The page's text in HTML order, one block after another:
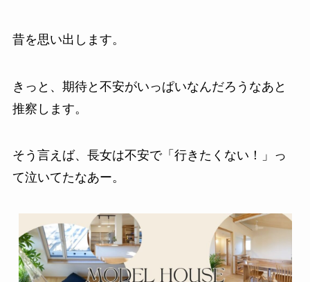
昔を思い出します。
きっと、期待と不安がいっぱいなんだろうなあと
推察します。
そう言えば、長女は不安で「行きたくない！」っ
て泣いてたなあー。